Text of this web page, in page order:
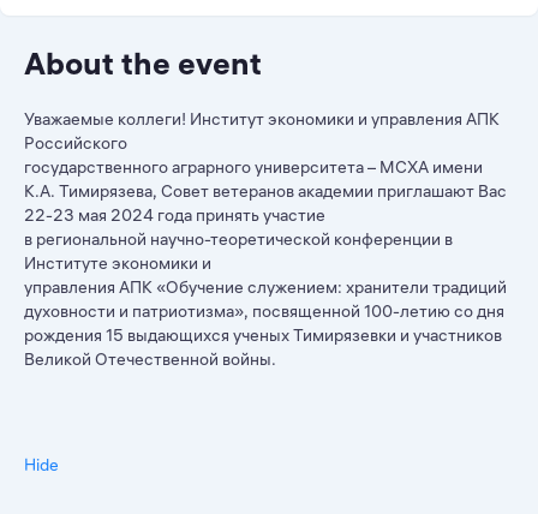
About the event
Уважаемые коллеги! Институт экономики и управления АПК
Российского
государственного аграрного университета – МСХА имени
К.А. Тимирязева, Совет ветеранов академии приглашают Вас
22-23 мая 2024 года принять участие
в региональной научно-теоретической конференции в
Институте экономики и
управления АПК «Обучение служением: хранители традиций
духовности и патриотизма», посвященной 100-летию со дня
рождения 15 выдающихся ученых Тимирязевки и участников
Великой Отечественной войны.
Hide